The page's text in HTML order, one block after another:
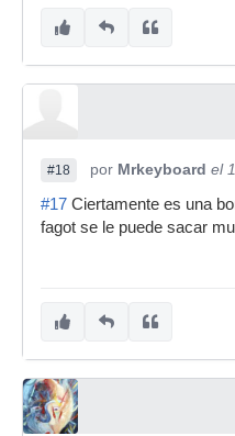
#18 por Mrkeyboard el
#17 Ciertamente es una
fagot se le puede sacar